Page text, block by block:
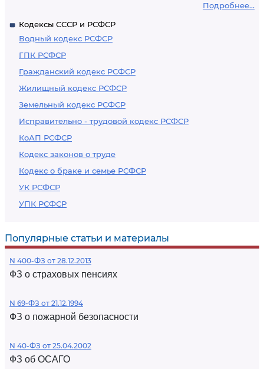
Подробнее...
Кодексы СССР и РСФСР
Водный кодекс РСФСР
ГПК РСФСР
Гражданский кодекс РСФСР
Жилищный кодекс РСФСР
Земельный кодекс РСФСР
Исправительно - трудовой кодекс РСФСР
КоАП РСФСР
Кодекс законов о труде
Кодекс о браке и семье РСФСР
УК РСФСР
УПК РСФСР
Популярные статьи и материалы
N 400-ФЗ от 28.12.2013
ФЗ о страховых пенсиях
N 69-ФЗ от 21.12.1994
ФЗ о пожарной безопасности
N 40-ФЗ от 25.04.2002
ФЗ об ОСАГО